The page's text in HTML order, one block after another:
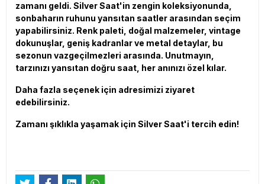
zamanı geldi. Silver Saat'in zengin koleksiyonunda,
sonbaharın ruhunu yansıtan saatler arasından seçim
yapabilirsiniz. Renk paleti, doğal malzemeler, vintage
dokunuşlar, geniş kadranlar ve metal detaylar, bu
sezonun vazgeçilmezleri arasında. Unutmayın,
tarzınızı yansıtan doğru saat, her anınızı özel kılar.
Daha fazla seçenek için adresimizi ziyaret
edebilirsiniz.
Zamanı şıklıkla yaşamak için Silver Saat'i tercih edin!